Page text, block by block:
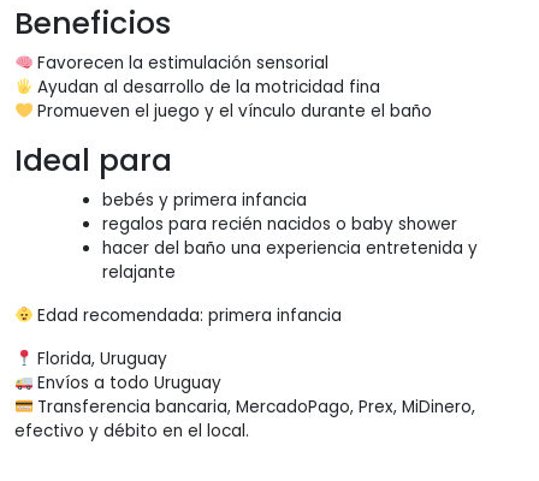
Beneficios
Favorecen la estimulación sensorial
Ayudan al desarrollo de la motricidad fina
Promueven el juego y el vínculo durante el baño
Ideal para
bebés y primera infancia
regalos para recién nacidos o baby shower
hacer del baño una experiencia entretenida y
relajante
Edad recomendada: primera infancia
Florida, Uruguay
Envíos a todo Uruguay
Transferencia bancaria, MercadoPago, Prex, MiDinero,
efectivo y débito en el local.